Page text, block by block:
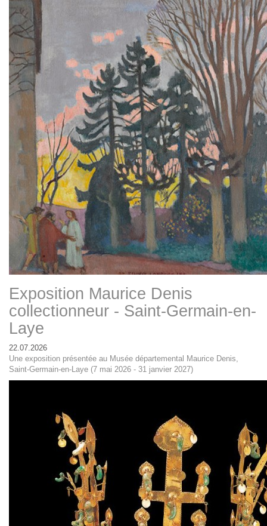
Exposition Maurice Denis
collectionneur - Saint-Germain-en-
Laye
22.07.2026
Une exposition présentée au Musée départemental Maurice Denis,
Saint-Germain-en-Laye (7 mai 2026 - 31 janvier 2027)